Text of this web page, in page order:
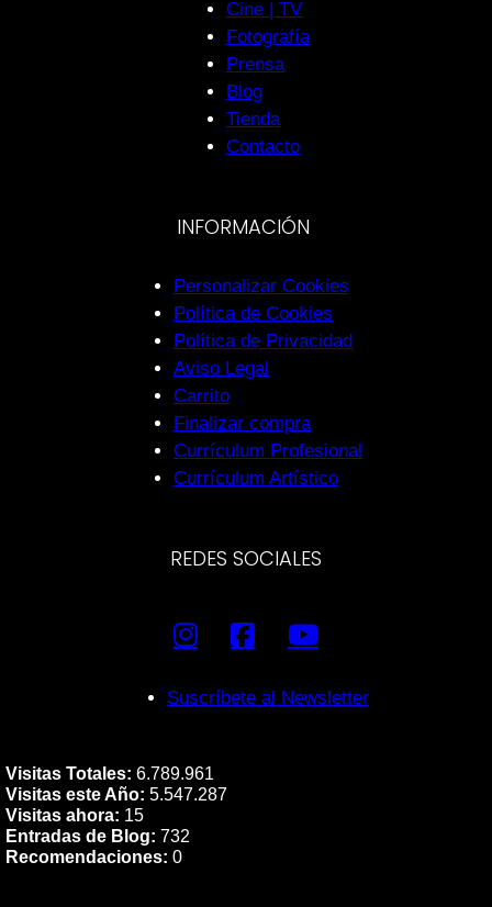
Cine | TV
Fotografía
Prensa
Blog
Tienda
Contacto
INFORMACIÓN
Personalizar Cookies
Política de Cookies
Política de Privacidad
Aviso Legal
Carrito
Finalizar compra
Currículum Profesional
Currículum Artístico
REDES SOCIALES
Suscríbete al Newsletter
Visitas Totales: 6.789.961
Visitas este Año: 5.547.287
Visitas ahora: 15
Entradas de Blog: 732
Recomendaciones: 0